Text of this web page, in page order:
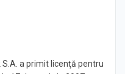
a primit licenţă pentru